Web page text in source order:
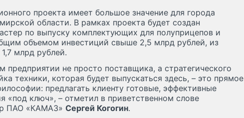
проекта имеет большое значение для города
области. В рамках проекта будет создан
по выпуску комплектующих для полуприцепов и
объемом инвестиций свыше 2,5 млрд рублей, из
млрд рублей.
предприятии не просто поставщика, а стратегического
техники, которая будет выпускаться здесь, – это прямое
предлагать клиенту готовые, эффективные
«под ключ», – отметил в приветственном слове
ПАО «КАМАЗ» Сергей Когогин.